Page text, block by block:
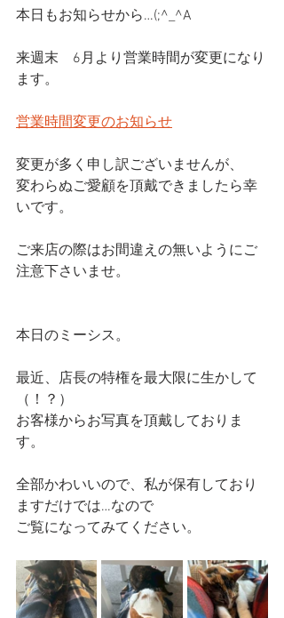
本日もお知らせから…(;^_^A
来週末　6月より営業時間が変更になり
ます。
営業時間変更のお知らせ
変更が多く申し訳ございませんが、
変わらぬご愛顧を頂戴できましたら幸
いです。
ご来店の際はお間違えの無いようにご
注意下さいませ。
本日のミーシス。
最近、店長の特権を最大限に生かして
（！？）
お客様からお写真を頂戴しておりま
す。
全部かわいいので、私が保有しており
ますだけでは…なので
ご覧になってみてください。